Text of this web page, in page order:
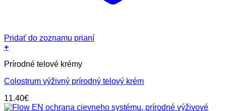
Pridať do zoznamu prianí
+
Prírodné telové krémy
Colostrum výživný prírodný telový krém
11.40€